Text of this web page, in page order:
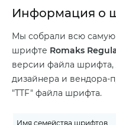
Информация о
Мы собрали всю
шрифте Romaks
версии файла шрифта,
дизайнера и вендора-
"TTF" файла шрифта.
Имя семейства шрифтов